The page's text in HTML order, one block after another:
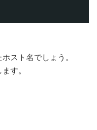
スト名でしょう。
す。